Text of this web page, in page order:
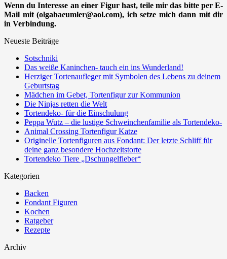
Wenn du Interesse an einer Figur hast, teile mir das bitte per E-
Mail mit (olgabaeumler@aol.com), ich setze mich dann mit dir
in Verbindung.
Neueste Beiträge
Sotschniki
Das weiße Kaninchen- tauch ein ins Wunderland!
Herziger Tortenaufleger mit Symbolen des Lebens zu deinem
Geburtstag
Mädchen im Gebet, Tortenfigur zur Kommunion
Die Ninjas retten die Welt
Tortendeko- für die Einschulung
Peppa Wutz – die lustige Schweinchenfamilie als Tortendeko-
Animal Crossing Tortenfigur Katze
Originelle Tortenfiguren aus Fondant: Der letzte Schliff für
deine ganz besondere Hochzeitstorte
Tortendeko Tiere „Dschungelfieber“
Kategorien
Backen
Fondant Figuren
Kochen
Ratgeber
Rezepte
Archiv